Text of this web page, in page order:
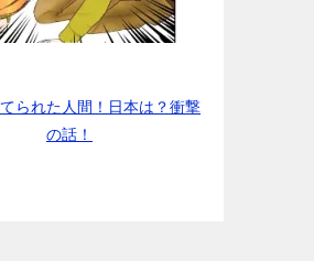
られた人間！日本は？衝撃
の話！